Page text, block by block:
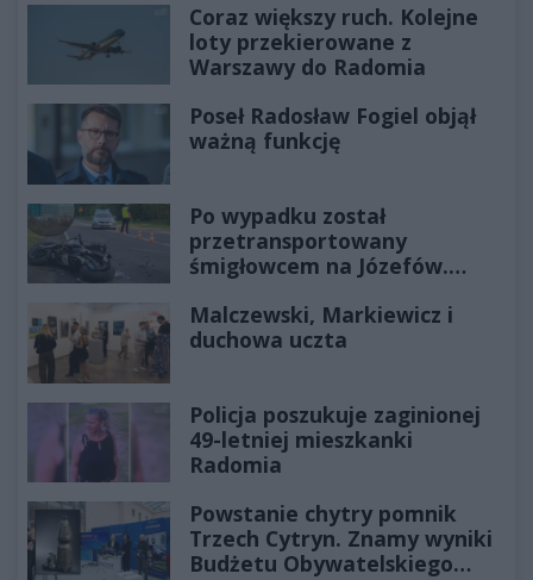
Coraz większy ruch. Kolejne
loty przekierowane z
Warszawy do Radomia
Poseł Radosław Fogiel objął
ważną funkcję
Po wypadku został
przetransportowany
śmigłowcem na Józefów.
Malczewski, Markiewicz i
duchowa uczta
Policja poszukuje zaginionej
49-letniej mieszkanki
Radomia
Powstanie chytry pomnik
Trzech Cytryn. Znamy wyniki
Budżetu Obywatelskiego